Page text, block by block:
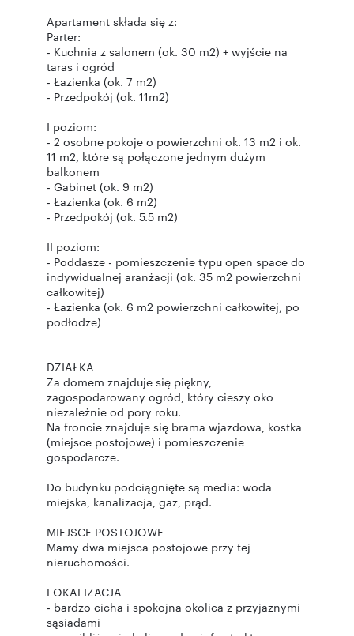
Apartament składa się z:
Parter:
- Kuchnia z salonem (ok. 30 m2) + wyjście na
taras i ogród
- Łazienka (ok. 7 m2)
- Przedpokój (ok. 11m2)
I poziom:
- 2 osobne pokoje o powierzchni ok. 13 m2 i ok.
11 m2, które są połączone jednym dużym
balkonem
- Gabinet (ok. 9 m2)
- Łazienka (ok. 6 m2)
- Przedpokój (ok. 5.5 m2)
II poziom:
- Poddasze - pomieszczenie typu open space do
indywidualnej aranżacji (ok. 35 m2 powierzchni
całkowitej)
- Łazienka (ok. 6 m2 powierzchni całkowitej, po
podłodze)
DZIAŁKA
Za domem znajduje się piękny,
zagospodarowany ogród, który cieszy oko
niezależnie od pory roku.
Na froncie znajduje się brama wjazdowa, kostka
(miejsce postojowe) i pomieszczenie
gospodarcze.
Do budynku podciągnięte są media: woda
miejska, kanalizacja, gaz, prąd.
MIEJSCE POSTOJOWE
Mamy dwa miejsca postojowe przy tej
nieruchomości.
LOKALIZACJA
- bardzo cicha i spokojna okolica z przyjaznymi
sąsiadami